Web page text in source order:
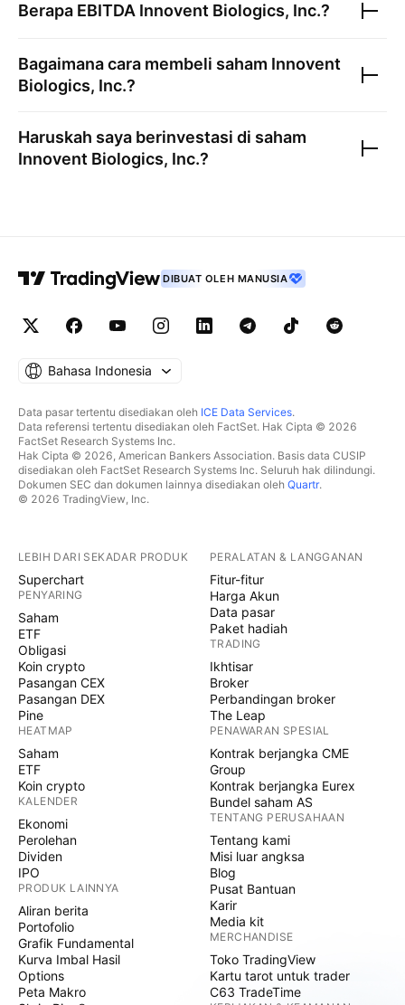
Berapa EBITDA Innovent Biologics, Inc.?
Bagaimana cara membeli saham Innovent
Biologics, Inc.?
Haruskah saya berinvestasi di saham
Innovent Biologics, Inc.?
DIBUAT OLEH MANUSIA
Bahasa Indonesia
Data pasar tertentu disediakan oleh ICE Data Services.
Data referensi tertentu disediakan oleh FactSet. Hak Cipta © 2026
FactSet Research Systems Inc.
Hak Cipta © 2026, American Bankers Association. Basis data CUSIP
disediakan oleh FactSet Research Systems Inc. Seluruh hak dilindungi.
Dokumen SEC dan dokumen lainnya disediakan oleh Quartr.
© 2026 TradingView, Inc.
LEBIH DARI SEKADAR PRODUK
Superchart
PENYARING
Saham
ETF
Obligasi
Koin crypto
Pasangan CEX
Pasangan DEX
Pine
HEATMAP
Saham
ETF
Koin crypto
KALENDER
Ekonomi
Perolehan
Dividen
IPO
PRODUK LAINNYA
Aliran berita
Portofolio
Grafik Fundamental
Kurva Imbal Hasil
Options
Peta Makro
PERALATAN & LANGGANAN
Fitur-fitur
Harga Akun
Data pasar
Paket hadiah
TRADING
Ikhtisar
Broker
Perbandingan broker
The Leap
PENAWARAN SPESIAL
Kontrak berjangka CME
Group
Kontrak berjangka Eurex
Bundel saham AS
TENTANG PERUSAHAAN
Tentang kami
Misi luar angksa
Blog
Pusat Bantuan
Karir
Media kit
MERCHANDISE
Toko TradingView
Kartu tarot untuk trader
C63 TradeTime